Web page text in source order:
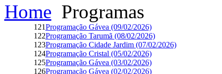
Home Programas
121Programação Gávea (09/02/2026)
122Programação Tarumã (08/02/2026)
123Programação Cidade Jardim (07/02/2026)
124Programação Cristal (05/02/2026)
125Programação Gávea (03/02/2026)
126Programação Gávea (02/02/2026)